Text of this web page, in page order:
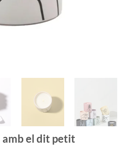
amb el dit petit